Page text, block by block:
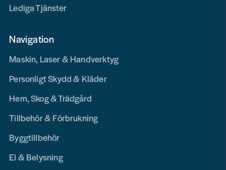
Lediga Tjänster
Navigation
Maskin, Laser & Handverktyg
Personligt Skydd & Kläder
Hem, Skog & Trädgård
Tillbehör & Förbrukning
Byggtillbehör
El & Belysning